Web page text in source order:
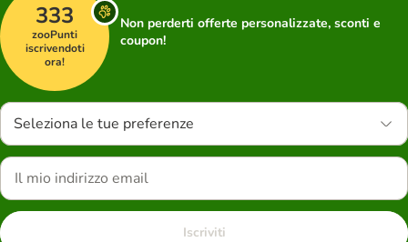
333
zooPunti
iscrivendoti
ora!
Non perderti offerte personalizzate, sconti e
coupon!
Seleziona le tue preferenze
Iscriviti